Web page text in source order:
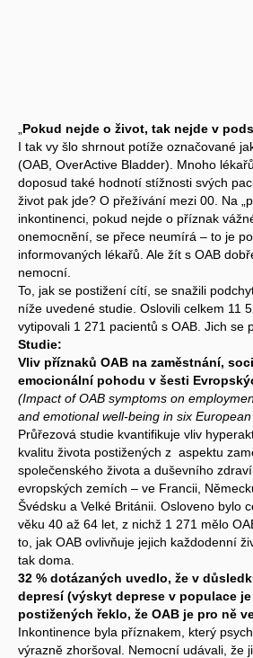
Pokud nejde o život, tak nejde v
I tak vy šlo shrnout potíže označované
(OAB, OverActive Bladder). Mnoho
doposud také hodnotí stížnosti svých
život pak jde? O přežívání mezi 00. Na
inkontinenci, pokud nejde o příznak
onemocnění, se přece neumírá – to je
informovaných lékařů. Ale žít s OAB
nemocní.
To, jak se postižení cítí, se snažili
níže uvedené studie. Oslovili celkem 11
vytipovali 1 271 pacientů s OAB. Jich se
Studie:
Vliv příznaků OAB na zaměstnání,
emocionální pohodu v šesti
(Impact of OAB symptoms on
and emotional well-being in six
Průřezová studie kvantifikuje vliv
kvalitu života postižených z aspektu
společenského života a duševního
evropských zemích – ve Francii,
Švédsku a Velké Británii. Osloveno bylo
věku 40 až 64 let, z nichž 1 271 mělo
to, jak OAB ovlivňuje jejich každodenní
tak doma.
32 % dotázaných uvedlo, že v
depresí (výskyt deprese v populace je
postižených řeklo, že OAB je pro ně
Inkontinence byla příznakem, který
výrazně zhoršoval. Nemocní udávali, že